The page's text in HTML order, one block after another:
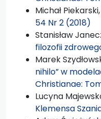
Michał Piekarski,
54 Nr 2 (2018)
Stanisław
filozofii
Marek
nihilo” w
Christianae:
Lucyna
Klemensa